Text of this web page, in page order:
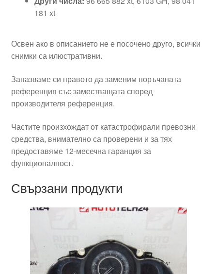
181 xt
Освен ако в описанието не е посочено друго, всички
снимки са илюстративни.
Запазваме си правото да заменим поръчаната
референция със заместващата според
производителя референция.
Частите произхождат от катастрофирали превозни
средства, внимателно са проверени и за тях
предоставяме 12-месечна гаранция за
функционалност.
Свързани продукти